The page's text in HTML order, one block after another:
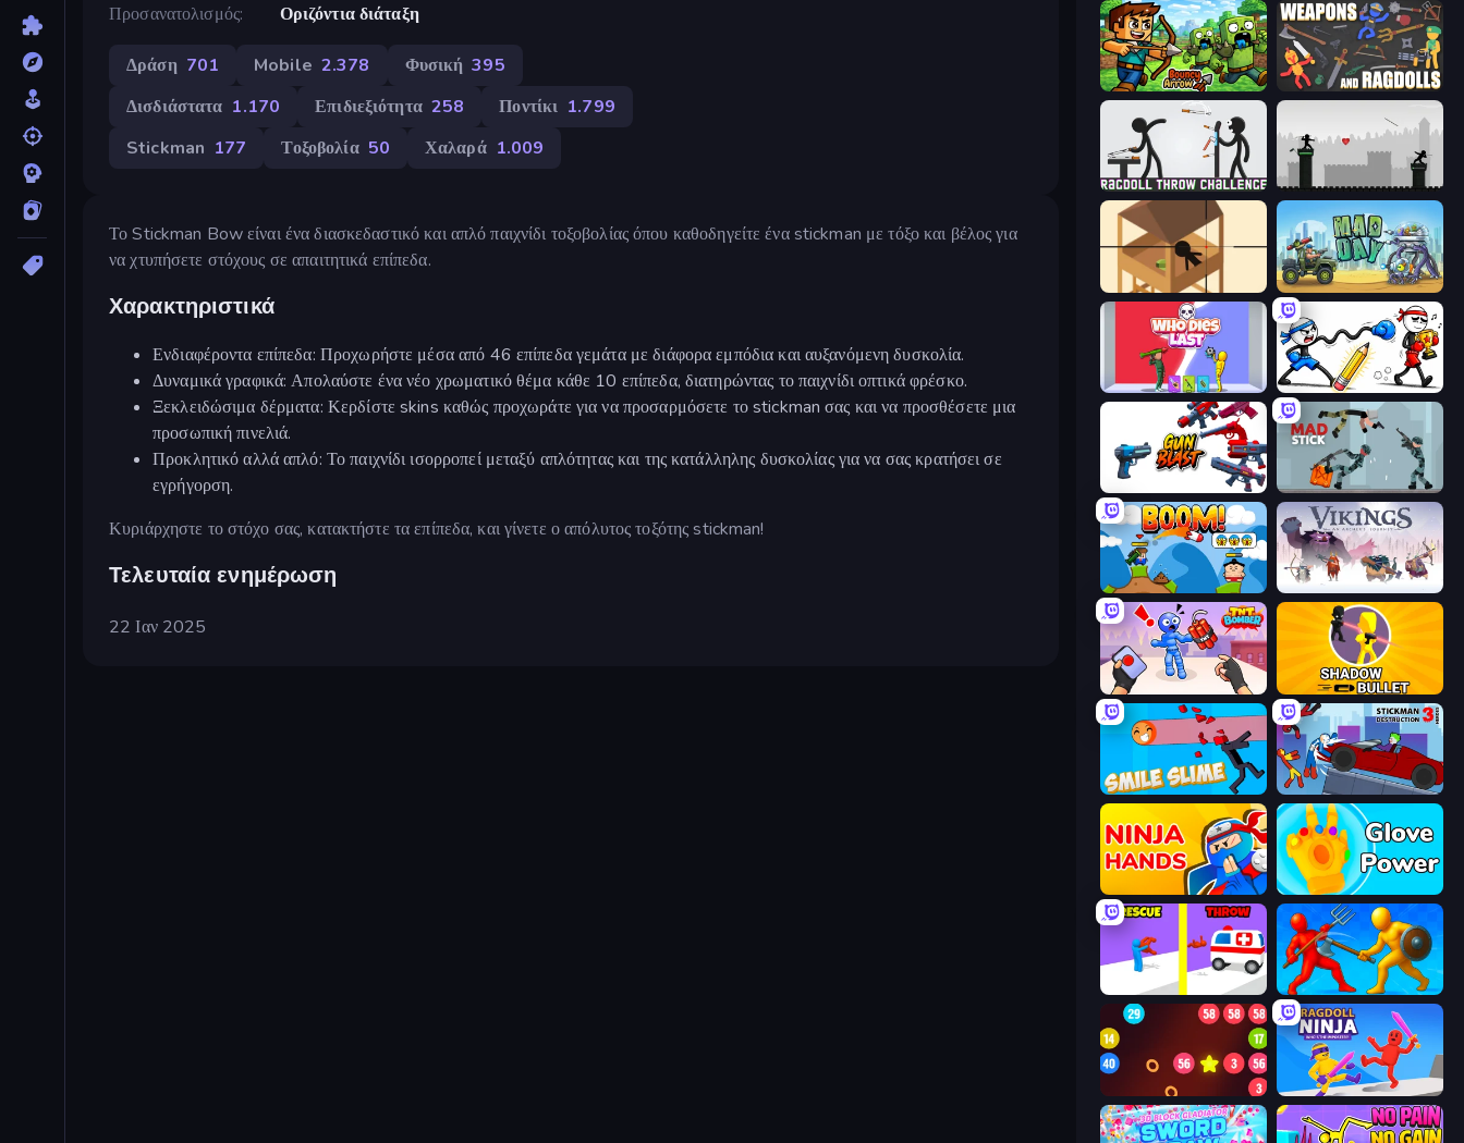
Προσανατολισμός
Οριζόντια διάταξη
Δράση 701 Mobile 2.378 Φυσική 395
Δισδιάστατα 1.170 Επιδιεξιότητα 258 Ποντίκι 1.799
Stickman 177 Τοξοβολία 50 Χαλαρά 1.009
Το Stickman Bow είναι ένα διασκεδαστικό και απλό παιχνίδι τοξοβολίας όπου καθοδηγείτε ένα stickman με τόξο και βέλος για
να χτυπήσετε στόχους σε απαιτητικά επίπεδα.
Χαρακτηριστικά
Ενδιαφέροντα επίπεδα: Προχωρήστε μέσα από 46 επίπεδα γεμάτα με διάφορα εμπόδια και αυξανόμενη δυσκολία.
Δυναμικά γραφικά: Απολαύστε ένα νέο χρωματικό θέμα κάθε 10 επίπεδα, διατηρώντας το παιχνίδι οπτικά φρέσκο.
Ξεκλειδώσιμα δέρματα: Κερδίστε skins καθώς προχωράτε για να προσαρμόσετε το stickman σας και να προσθέσετε μια
προσωπική πινελιά.
Προκλητικό αλλά απλό: Το παιχνίδι ισορροπεί μεταξύ απλότητας και της κατάλληλης δυσκολίας για να σας κρατήσει σε
εγρήγορση.
Κυριάρχηστε το στόχο σας, κατακτήστε τα επίπεδα, και γίνετε ο απόλυτος τοξότης stickman!
Τελευταία ενημέρωση
22 Ιαν 2025
Bouncy Arrow Weapons and Ragdolls
Ragdoll Throw Challenge Javelin Fighting
Elite Sniper Mad Day Special
Who Dies Last? Doodle Smash
Mad Stick
Boom! Vikings: An Archer's Journey
TNT Bomber Shadow Bullet
Smile Slime Stickman Destruction 3 Heroes
Ninja Hands Glove Power
Rescue Throw Epic Sword Battle! Fight in Arena
Ragdoll Ninja: Imposter Hero